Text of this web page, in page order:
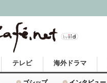
テレビ 海外ドラマ